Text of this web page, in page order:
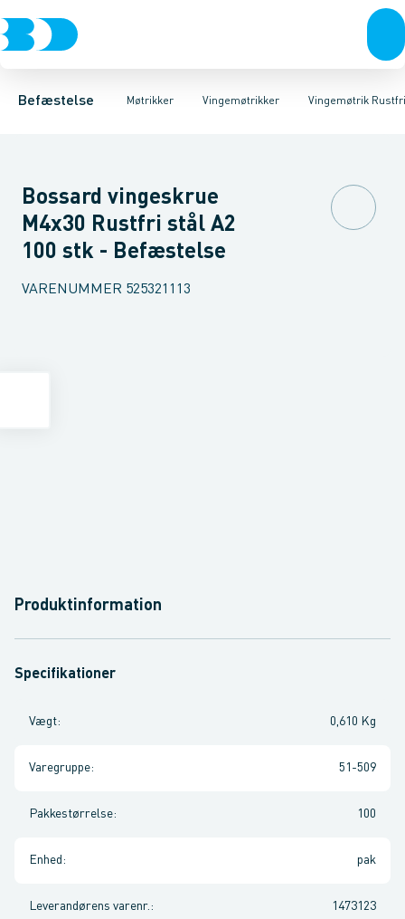
Befæstelse Møtrikker
Bolte & sætskruerMøtrikker SkiverSkruer Søm & dykkere
Vingemøtrikker
Møtrikker til udendørs brug Møtrikker til indendørs brug
Vingemøtrik
Vingemøtrik Elgalvaniseret FZBVingemøtrik Pressede FZB
Bossard vingeskrue
M4x30 Rustfri stål A2
100 stk - Befæstelse
VARENUMMER 525321113
Produktinformation
Specifikationer
Vægt: 0,610 Kg
Varegruppe: 51-509
Pakkestørrelse: 100
Enhed : pak
Leverandørens varenr. : 1473123